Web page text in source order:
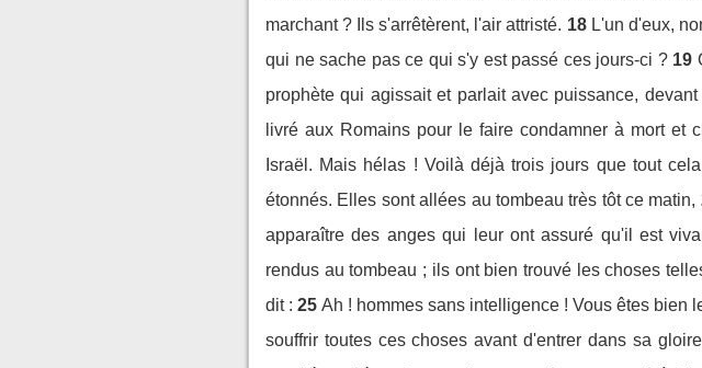
marchant ? Ils s'arrêtèrent, l'air attristé. 18 L'un d'eux,
qui ne sache pas ce qui s'y est passé ces jours-ci ? 19
prophète qui agissait et parlait avec puissance,
livré aux Romains pour le faire condamner à mort et
Israël. Mais hélas ! Voilà déjà trois jours que tout
étonnés. Elles sont allées au tombeau très tôt ce matin,
apparaître des anges qui leur ont assuré qu'il est
rendus au tombeau ; ils ont bien trouvé les choses
dit : 25 Ah ! hommes sans intelligence ! Vous êtes bien
souffrir toutes ces choses avant d'entrer dans sa